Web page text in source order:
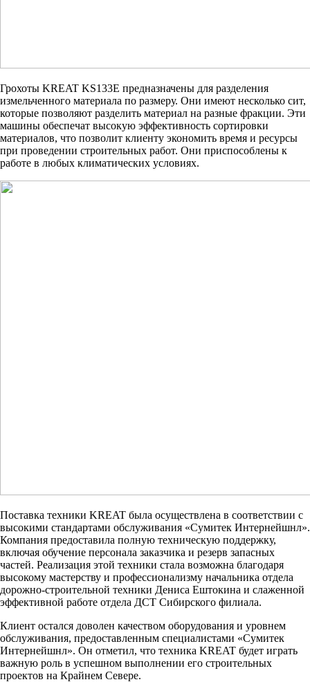
Грохоты KREAT KS133E предназначены для разделения
измельченного материала по размеру. Они имеют несколько сит,
которые позволяют разделить материал на разные фракции. Эти
машины обеспечат высокую эффективность сортировки
материалов, что позволит клиенту экономить время и ресурсы
при проведении строительных работ. Они приспособлены к
работе в любых климатических условиях.
Поставка техники KREAT была осуществлена в соответствии с
высокими стандартами обслуживания «Сумитек Интернейшнл».
Компания предоставила полную техническую поддержку,
включая обучение персонала заказчика и резерв запасных
частей. Реализация этой техники стала возможна благодаря
высокому мастерству и профессионализму начальника отдела
дорожно-строительной техники Дениса Ештокина и слаженной
эффективной работе отдела ДСТ Сибирского филиала.
Клиент остался доволен качеством оборудования и уровнем
обслуживания, предоставленным специалистами «Сумитек
Интернейшнл». Он отметил, что техника KREAT будет играть
важную роль в успешном выполнении его строительных
проектов на Крайнем Севере.